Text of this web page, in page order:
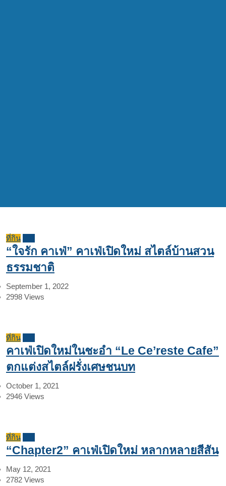
ที่กิน
“ใจรัก คาเฟ่” คาเฟ่เปิดใหม่ สไตล์บ้านสวน
ธรรมชาติ
September 1, 2022
2998 Views
ที่กิน
คาเฟ่เปิดใหม่ในชะอำ “Le Ce’reste Cafe”
ตกแต่งสไตล์ฝรั่งเศษชนบท
October 1, 2021
2946 Views
ที่กิน
“Chapter2” คาเฟ่เปิดใหม่ หลากหลายสีสัน
May 12, 2021
2782 Views